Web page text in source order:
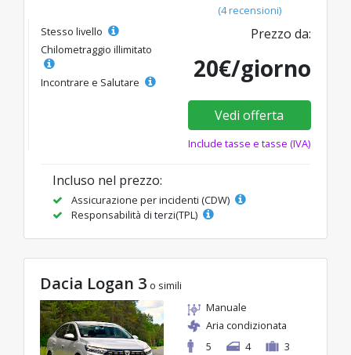
(4 recensioni)
Stesso livello
Chilometraggio illimitato
Incontrare e Salutare
Prezzo da:
20€/giorno
Vedi offerta
Include tasse e tasse (IVA)
Incluso nel prezzo:
Assicurazione per incidenti (CDW)
Responsabilità di terzi(TPL)
Dacia Logan 3 o simili
Manuale
Aria condizionata
5
4 3